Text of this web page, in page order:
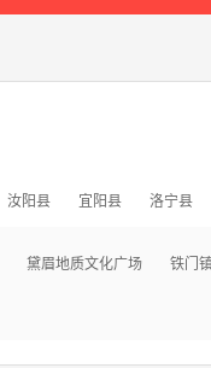
汝阳县 宜阳县 洛宁县
黛眉地质文化广场 铁门